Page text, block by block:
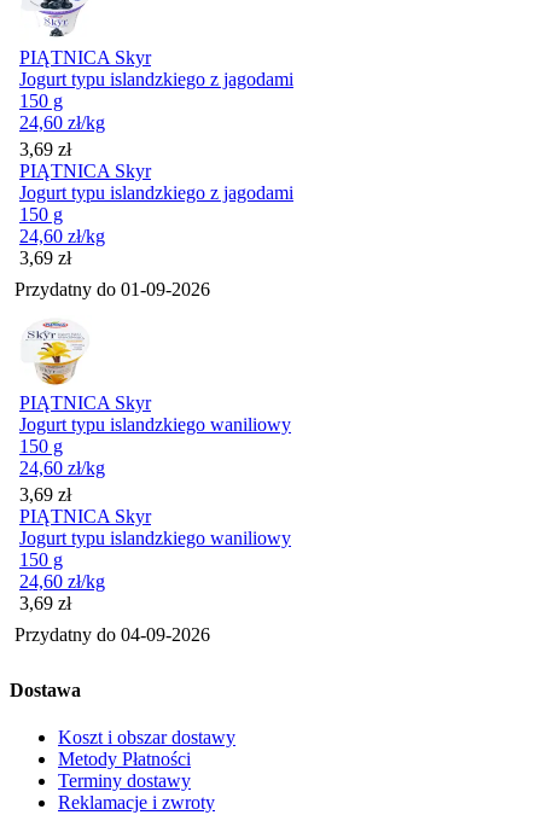
PIĄTNICA Skyr
Jogurt typu islandzkiego z jagodami
150 g
24,60 zł/kg
Cena
3,69 zł
PIĄTNICA Skyr
Jogurt typu islandzkiego z jagodami
150 g
24,60 zł/kg
Cena
3,69 zł
Przydatny do 01-09-2026
PIĄTNICA Skyr
Jogurt typu islandzkiego waniliowy
150 g
24,60 zł/kg
Cena
3,69 zł
PIĄTNICA Skyr
Jogurt typu islandzkiego waniliowy
150 g
24,60 zł/kg
Cena
3,69 zł
Przydatny do 04-09-2026
Dostawa
Koszt i obszar dostawy
Metody Płatności
Terminy dostawy
Reklamacje i zwroty